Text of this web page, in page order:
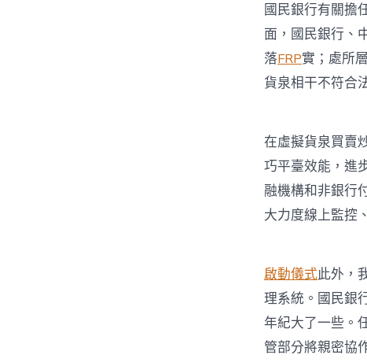
國民銀行有關擔
面，國民銀行、
落FRP實；處所
貨泉相干不符合
在虛擬貨泉買賣
巧平臺效能，進
融機構和非銀行
大力度線上監控
啟動儀式此外，
理系統。國民銀
年紀大了一些。
管部分將親密協